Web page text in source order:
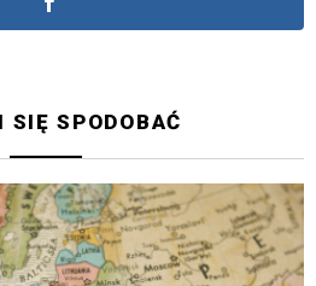
SIĘ SPODOBAĆ